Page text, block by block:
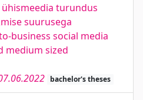
turundus
suurusega
business social media
medium sized
bachelor's theses